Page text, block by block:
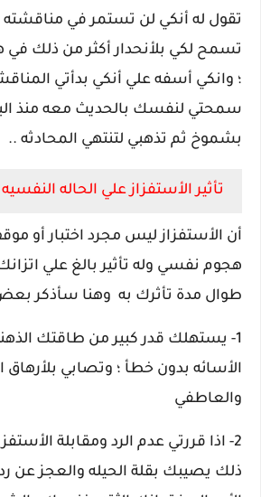
تقول له أنكي لن تستمر في مناقشته
تسمح لكي بلأنحدار أكثر من ذلك في
؛ وانكي أسفه علي أنكي بدأتي
سمحتي لنفسك بالحديث معه منذ
بشموخ ثم تذهبي لتنتهي المحادثه ..
تأثير الأستفزاز علي الحاله النفسيه
أن الأستفزاز ليس مجرد اختبار أو
هجوم نفسي وله تأثير بالغ علي
طوال مدة تأثرك به وهنا سأذكر بعض
1- يستهلك قدر كبير من طاقتك
الأسائه بدون خطأ ؛ وتصابي بلأرهاق
والعاطفي
2- اذا قررتي عدم الرد ومقابلة
ذلك يصيبك بقلة الحيله والعجز عن رد